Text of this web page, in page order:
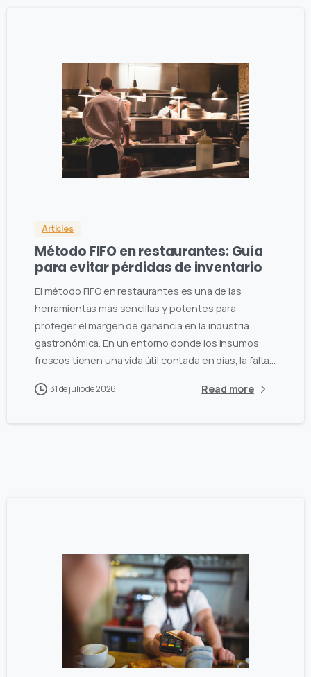
0 0
Articles
Método FIFO en restaurantes: Guía
para evitar pérdidas de inventario
El método FIFO en restaurantes es una de las
herramientas más sencillas y potentes para
proteger el margen de ganancia en la industria
gastronómica. En un entorno donde los insumos
frescos tienen una vida útil contada en días, la falta...
31 de julio de 2026 Read more
0 0